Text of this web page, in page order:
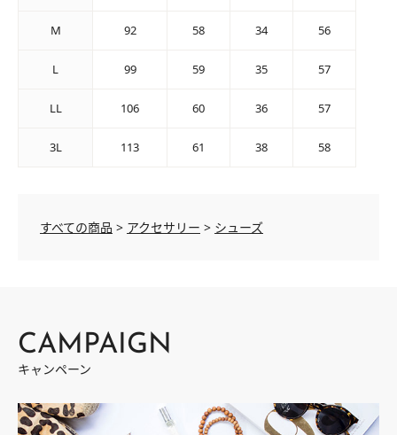
M 92 58 34 56
L 99 59 35 57
LL 106 60 36 57
3L 113 61 38 58
すべての商品 > アクセサリー > シューズ
CAMPAIGN
キャンペーン